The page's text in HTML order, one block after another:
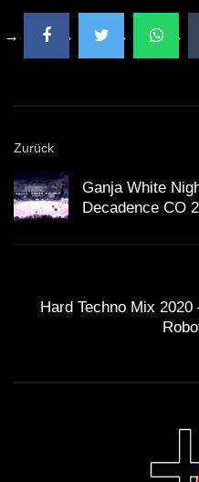
Zurück
Ganja White
Decadence CO
Hard Techno Mix